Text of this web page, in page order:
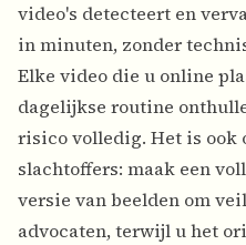
video's detecteert en
in minuten, zonder
Elke video die u online
dagelijkse routine
risico volledig. Het is ook
slachtoffers: maak een
versie van beelden om
advocaten, terwijl u het